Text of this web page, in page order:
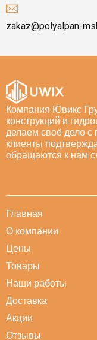
zakaz@polyalpan-
Компания Ювикс
конструкций и
делаем своё дело с
клиенты
обращаются к нам
Главная
О компании
Цены
Товары
Наши работы
Доставка
Акции
Отзывы